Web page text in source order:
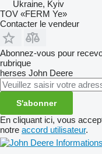
Ukraine, Kyiv
TOV «FERM Ye»
Contacter le vendeur
Abonnez-vous pour
rubrique
herses John Deere
S'abonner
En cliquant ici, vous
notre accord utilisateur.